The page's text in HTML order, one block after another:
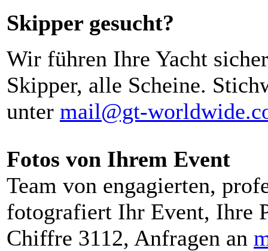
Skipper gesucht?
Wir führen Ihre Yacht
Skipper, alle Scheine.
unter mail@gt-
Fotos von Ihrem Event
Team von engagierten,
fotografiert Ihr Event, Ihre
Chiffre 3112, Anfragen an